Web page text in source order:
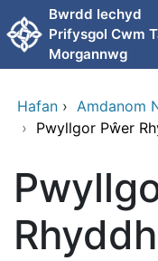
Neidio i'r prif gynnwy
Bwrdd Iechyd
Prifysgol Cwm
Morgannwg
Hafan › Amdanom
› Pwyllgor Pŵer